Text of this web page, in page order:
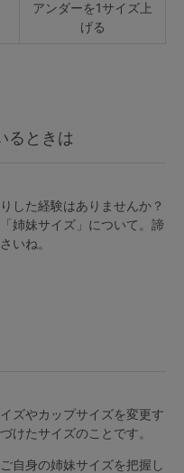
アンダーを1サイズ上
げる
るときは
した経験はありませんか？
姉妹サイズ」について。諦
いね。
ズやカップサイズを変更す
けたサイズのことです。
自身の姉妹サイズを把握し